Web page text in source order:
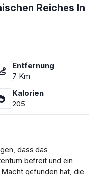
Reiches In
Entfernung
7 Km
Kalorien
205
dass das
befreit und ein
gefunden hat, die